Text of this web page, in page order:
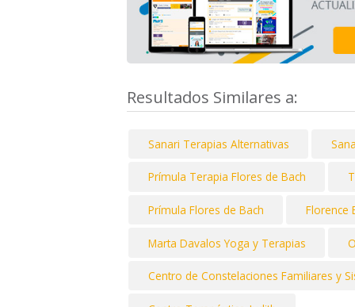
Resultados Similares a:
Sanari Terapias Alternativas
Prímula Terapia Flores de Bach
Prímula Flores de Bach Florence
Marta Davalos Yoga y Terapias
Centro de Constelaciones Familiares y